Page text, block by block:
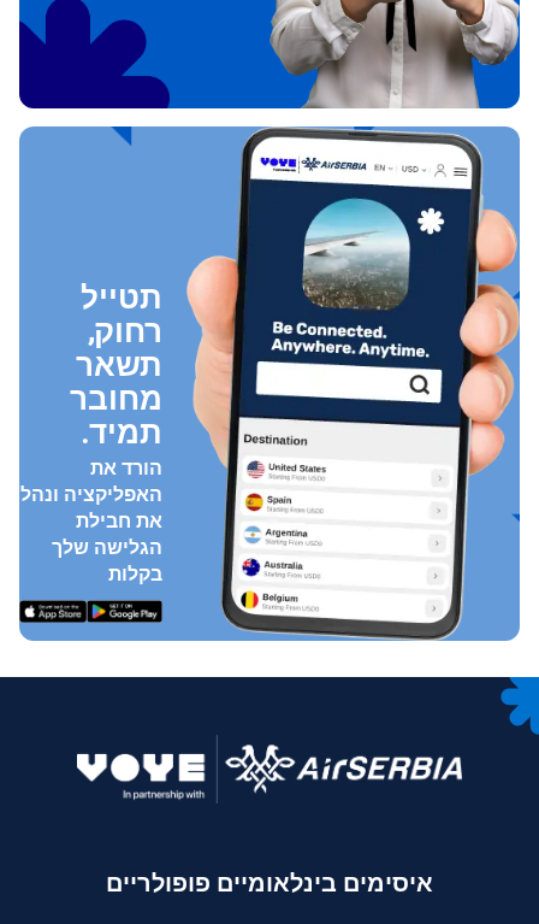
תטייל
רחוק,
תשאר
מחובר
תמיד.
הורד את
האפליקציה ונהל
את חבילת
הגלישה שלך
בקלות
איסימים בינלאומיים פופולריים